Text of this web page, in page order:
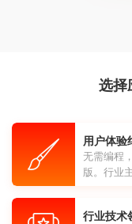
选择
用户体验
无需编程
版。行业
行业技术